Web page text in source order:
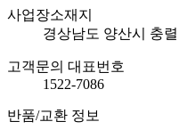
사업장소재지
경상남도 양산시 충
고객문의 대표번호
1522-7086
반품/교환 정보